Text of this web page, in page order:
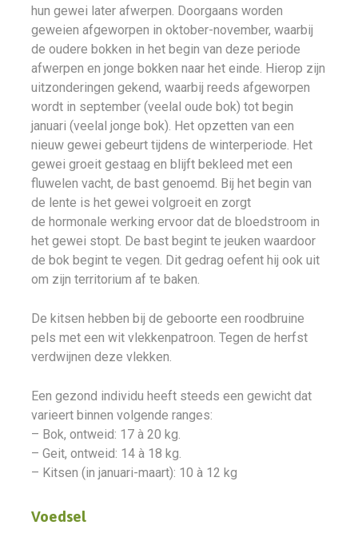
hun gewei later afwerpen. Doorgaans worden
geweien afgeworpen in oktober-november, waarbij
de oudere bokken in het begin van deze periode
afwerpen en jonge bokken naar het einde. Hierop zijn
uitzonderingen gekend, waarbij reeds afgeworpen
wordt in september (veelal oude bok) tot begin
januari (veelal jonge bok). Het opzetten van een
nieuw gewei gebeurt tijdens de winterperiode. Het
gewei groeit gestaag en blijft bekleed met een
fluwelen vacht, de bast genoemd. Bij het begin van
de lente is het gewei volgroeit en zorgt
de hormonale werking ervoor dat de bloedstroom in
het gewei stopt. De bast begint te jeuken waardoor
de bok begint te vegen. Dit gedrag oefent hij ook uit
om zijn territorium af te baken.
De kitsen hebben bij de geboorte een roodbruine
pels met een wit vlekkenpatroon. Tegen de herfst
verdwijnen deze vlekken.
Een gezond individu heeft steeds een gewicht dat
varieert binnen volgende ranges:
– Bok, ontweid: 17 à 20 kg.
– Geit, ontweid: 14 à 18 kg.
– Kitsen (in januari-maart): 10 à 12 kg
Voedsel